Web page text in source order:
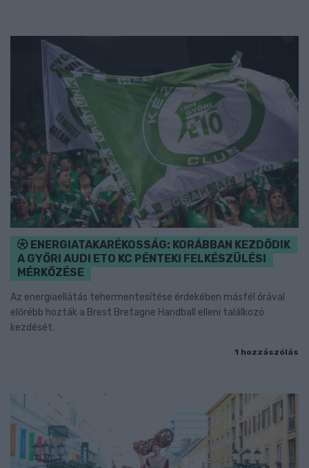
ENERGIATAKARÉKOSSÁG: KORÁBBAN KEZDŐDIK
A GYŐRI AUDI ETO KC PÉNTEKI FELKÉSZÜLÉSI
MÉRKŐZÉSE
Az energiaellátás tehermentesítése érdekében másfél órával
előrébb hozták a Brest Bretagne Handball elleni találkozó
kezdését.
1 hozzászólás